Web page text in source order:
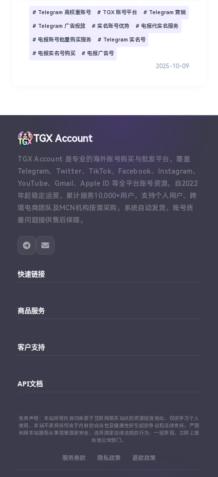
# Telegram 高权重账号 # TGX 账号平台 # Telegram 营销
# Telegram 广告投放 # 实名账号优势 # 电报代实名服务
# 电报账号批量购买服务 # Telegram 实名号
# 电报实名号购买 # 电报广告号
2025-10-09
TGX Account
TGX Account 是专业的海外账号购买与批发平台，覆盖
Telegram、Twitter、TikTok、Facebook、Instagram、
YouTube、Gmail、Apple ID 等全平台账号资源。自2022
年起稳定运营，累计服务10,000+用户，支持个人用户、跨
境电商团队及MCN机构按需采购。系统自动发货，账号质
量问题提供售后保障。
快速链接
订单查询
商品服务
Facebook账号购买
TikTok账号购买
客户支持
API文档
API 接口文档
代理对接文档
免责声明：本站所有内容均来源于互联网相关站点的资源链接地址，仅供学习个人
使用，本站不承担任何由于内容的合法性及健康性所引起的争议和法律责任。严禁
利用本站服务从事危害国家安全，违反国家法律法规的行为，一经发现，立即上报
当地公安部门。
服务条款 隐私政策 退款政策